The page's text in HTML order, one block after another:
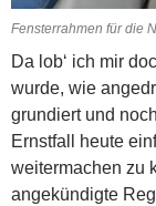
Fensterrahmen für die
Da lob‘ ich mir
wurde, wie
grundiert und
Ernstfall heute
weitermachen zu
angekündigte